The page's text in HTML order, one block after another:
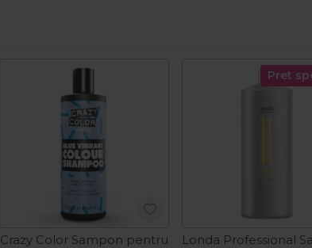
Crazy Color Sampon pentru
Pret
Londa Professional